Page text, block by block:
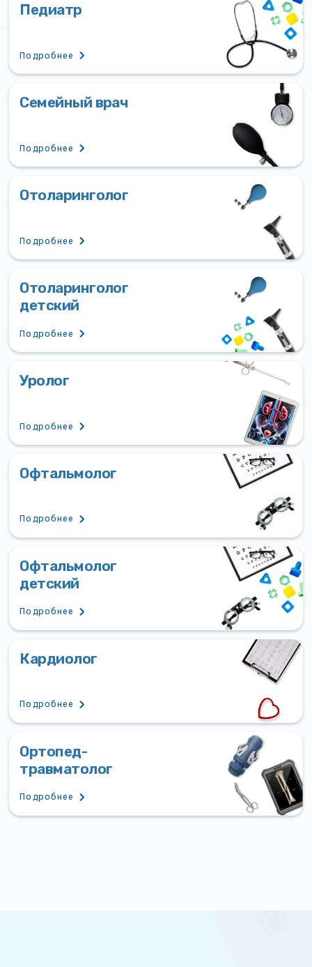
Педиатр
Подробнее
Семейный врач
Подробнее
Отоларинголог
Подробнее
Отоларинголог
детский
Подробнее
Уролог
Подробнее
Офтальмолог
Подробнее
Офтальмолог
детский
Подробнее
Кардиолог
Подробнее
Ортопед-
травматолог
Подробнее